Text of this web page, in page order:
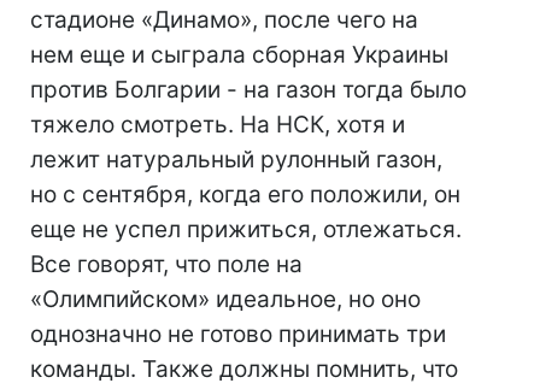
стадионе «Динамо», после чего на
нем еще и сыграла сборная Украины
против Болгарии - на газон тогда было
тяжело смотреть. На НСК, хотя и
лежит натуральный рулонный газон,
но с сентября, когда его положили, он
еще не успел прижиться, отлежаться.
Все говорят, что поле на
«Олимпийском» идеальное, но оно
однозначно не готово принимать три
команды. Также должны помнить, что